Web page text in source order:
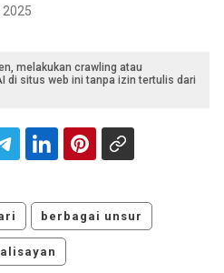
2025
melakukan crawling atau
di situs web ini tanpa izin tertulis dari
berbagai unsur